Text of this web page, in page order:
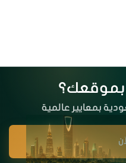
بموقعك؟
بمعايير عالمية